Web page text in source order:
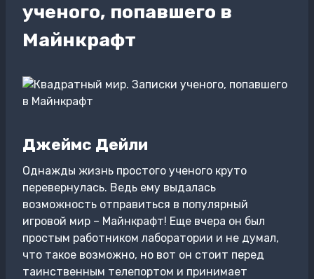
ученого, попавшего в
Майнкрафт
Джеймс Дейли
Однажды жизнь простого ученого круто
перевернулась. Ведь ему выдалась
возможность отправиться в популярный
игровой мир – Майнкрафт! Еще вчера он был
простым работником лаборатории и не думал,
что такое возможно, но вот он стоит перед
таинственным телепортом и принимает